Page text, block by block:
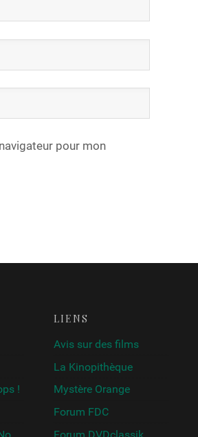
pour mon
!
LIENS
Avis sur des films
La Kinopithèque
Mystère Orange
Forum FDC